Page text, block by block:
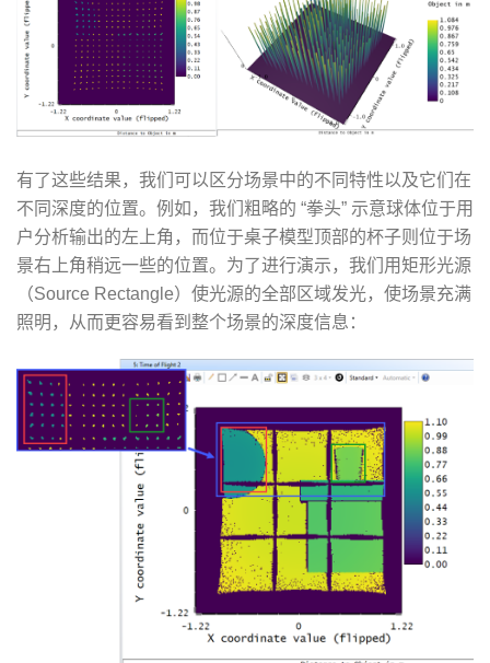
有了这些结果，我们可以区分场景中的不同特性以及它们在
不同深度的位置。例如，我们粗略的 “拳头” 示意球体位于用
户分析输出的左上角，而位于桌子模型顶部的杯子则位于场
景右上角稍远一些的位置。为了进行演示，我们用矩形光源
（Source Rectangle）使光源的全部区域发光，使场景充满
照明，从而更容易看到整个场景的深度信息：